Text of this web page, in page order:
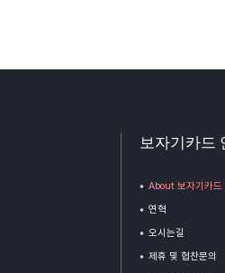
보자기카드
About 보자기카드
연혁
오시는길
제휴 및 협찬문의